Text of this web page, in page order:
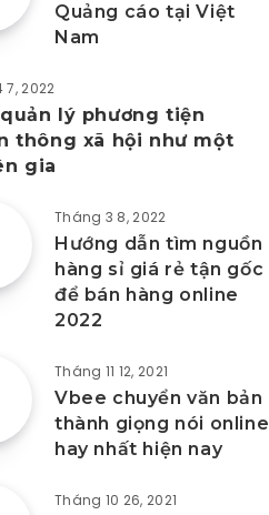
Quảng cáo tại Việt
Nam
2022
lý phương tiện
thông xã hội như một
gia
Tháng 3 8, 2022
Hướng dẫn tìm nguồn
hàng sỉ giá rẻ tận gốc
để bán hàng online
2022
Tháng 11 12, 2021
Vbee chuyển văn bản
thành giọng nói online
hay nhất hiện nay
Tháng 10 26, 2021